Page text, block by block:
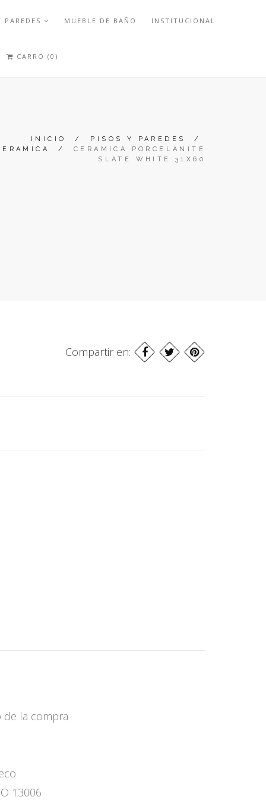
PAREDES MUEBLE DE BAÑO INSTITUCIONAL
CARRO (0)
INICIO / PISOS Y PAREDES
/
/ CERAMICA PORCELANITE
SLATE WHITE 31X60
Compartir en:
de la compra
13006